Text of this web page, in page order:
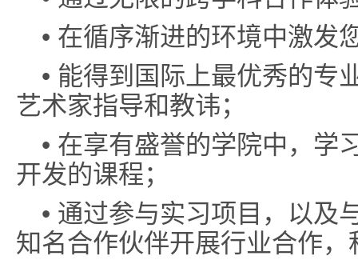
• 在循序渐进的环境中激发
• 能得到国际上最优秀的专
艺术家指导和教讳；
• 在享有盛誉的学院中，学
开发的课程；
• 通过参与实习项目，以及
知名合作伙伴开展行业合作，